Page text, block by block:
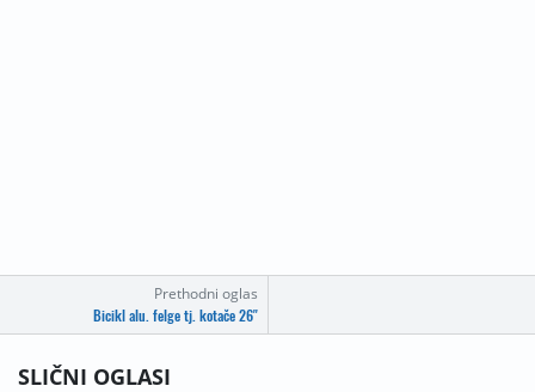
Prethodni oglas
Bicikl alu. felge tj. kotače 26"
SLIČNI OGLASI